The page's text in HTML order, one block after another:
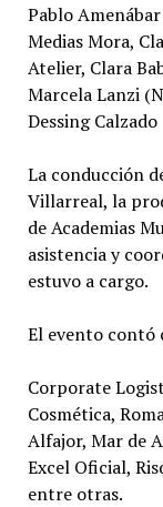
Pablo
Medias Mora,
Atelier, Clara
Marcela Lanzi
Dessing Calzado
La conducción
Villarreal, la
de Academias
asistencia y
estuvo a cargo.
El evento contó
Corporate
Cosmética,
Alfajor, Mar de
Excel Oficial,
entre otras.